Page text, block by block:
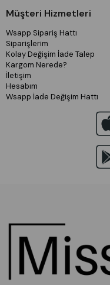
Müşteri Hizmetleri
Wsapp Sipariş Hattı
Siparişlerim
Kolay Değişim İade Talep
Kargom Nerede?
İletişim
Hesabım
Wsapp İade Değişim Hattı